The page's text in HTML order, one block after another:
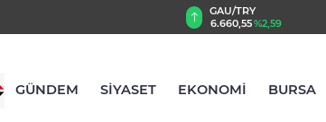
BIST 100
13.779,39%-0,14
GÜNDEM SİYASET EKONOMİ BURSA